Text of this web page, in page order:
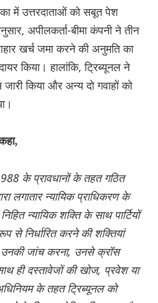
में उत्तरदाताओं को सबूत पेश
अपीलकर्ता-बीमा कंपनी ने तीन
खर्च जमा करने की अनुमति का
किया। हालांकि, ट्रिब्यूनल ने
किया और अन्य दो गवाहों को
के प्रावधानों के तहत गठित
लगातार न्यायिक प्राधिकरण के
न्यायिक शक्ति के साथ पार्टियों
से निर्धारित करने की शक्तियां
उनकी जांच करना, उनसे क्रॉस
ही दस्तावेजों की खोज, प्रवेश या
के तहत ट्रिब्यूनल को